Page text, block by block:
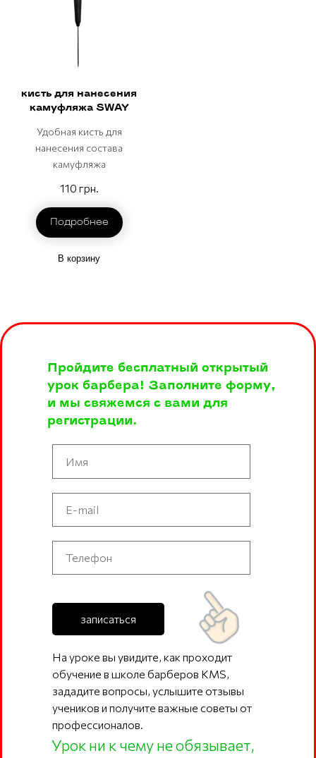
кисть для нанесения
камуфляжа SWAY
Удобная кисть для
нанесения состава
камуфляжа
110 грн.
Подробнее
В корзину
записаться
Пройдите бесплатный открытый
урок барбера! Заполните форму,
и мы свяжемся с вами для
регистрации.
На уроке вы увидите, как проходит
обучение в школе барберов KMS,
зададите вопросы, услышите отзывы
учеников и получите важные советы от
профессионалов.
Урок ни к чему не обязывает,